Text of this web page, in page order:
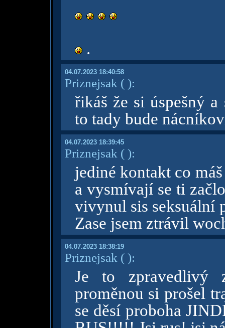
.
04.07.2023 18:40:58
Priznejsak ( ):
řikáš že si úspešný
to tady bude
04.07.2023 18:39:45
Priznejsak ( ):
jediné kontakt co
a vysmívají se ti
vivynul sis seksuální
Zase jsem ztrávil
04.07.2023 18:38:19
Priznejsak ( ):
Je to zpravedlivý
proměnou si prošel
se děsí proboha